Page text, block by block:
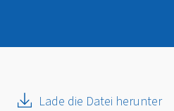
Lade die Datei herunter